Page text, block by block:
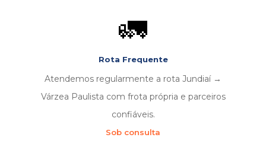
🚛
Rota Frequente
Atendemos regularmente a rota Jundiaí →
Várzea Paulista com frota própria e parceiros
confiáveis.
Sob consulta